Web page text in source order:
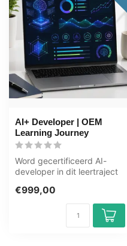
AI+ Developer | OEM
Learning Journey
Word gecertificeerd AI-
developer in dit leertraject
p...
€999,00